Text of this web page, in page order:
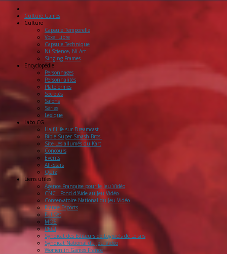
Culture Games
Culture
Capsule Temporelle
Voxel Libre
Capsule Technique
Ni Science, Ni Art
Singing Frames
Encyclopédie
Personnages
Personnalités
Plateformes
Sociétés
Salons
Séries
Lexique
Labo CG
Half Life sur Dreamcast
Bible Super Smash Bros.
Site Les allumés du Kart
Concours
Events
All-Stars
Quiz
Liens utiles
Agence Française pour le Jeu Vidéo
CNC : Fond d'Aide au Jeu Vidéo
Conservatoire National du Jeu Vidéo
France Esports
FullSet
MO5
PEGI
Syndicat des Editeurs de Logiciels de Loisirs
Syndicat National du Jeu Vidéo
Women in Games France